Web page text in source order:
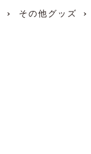
その他グッズ